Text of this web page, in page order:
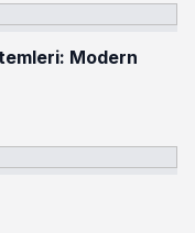
Modern